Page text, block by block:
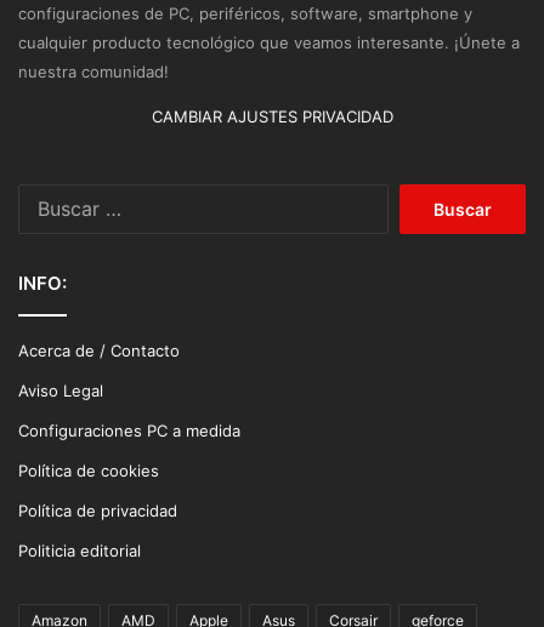
configuraciones de PC, periféricos, software, smartphone y
cualquier producto tecnológico que veamos interesante. ¡Únete a
nuestra comunidad!
CAMBIAR AJUSTES PRIVACIDAD
INFO:
Acerca de / Contacto
Aviso Legal
Configuraciones PC a medida
Política de cookies
Política de privacidad
Politicia editorial
Amazon AMD Apple Asus Corsair geforce